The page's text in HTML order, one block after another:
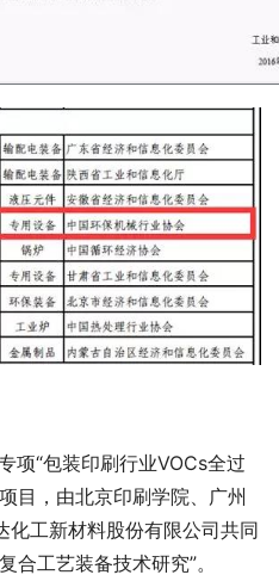
项“包装印刷行业VOCs全过
目，由北京印刷学院、广州
化工新材料股份有限公司共同
合工艺装备技术研究”。